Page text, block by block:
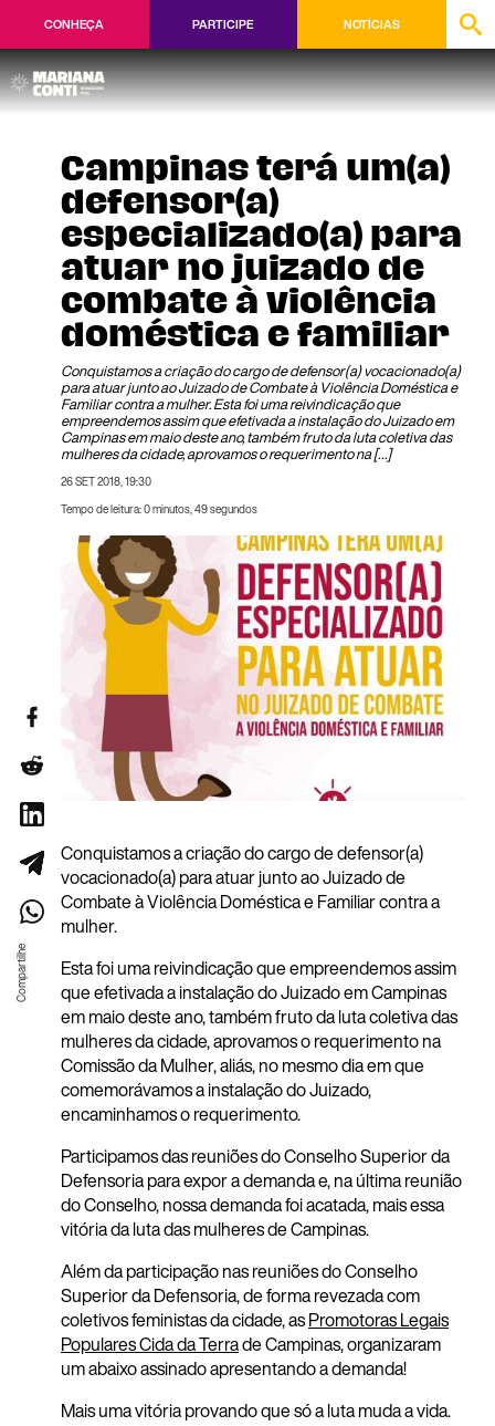
CONHEÇA PARTICIPE NOTÍCIAS
Campinas terá um(a)
defensor(a)
especializado(a) para
atuar no juizado de
combate à violência
doméstica e familiar
Conquistamos a criação do cargo de defensor(a) vocacionado(a)
para atuar junto ao Juizado de Combate à Violência Doméstica e
Familiar contra a mulher. Esta foi uma reivindicação que
empreendemos assim que efetivada a instalação do Juizado em
Campinas em maio deste ano, também fruto da luta coletiva das
mulheres da cidade, aprovamos o requerimento na […]
26 SET 2018, 19:30
Tempo de leitura: 0 minutos, 49 segundos
Conquistamos a criação do cargo de defensor(a)
vocacionado(a) para atuar junto ao Juizado de
Combate à Violência Doméstica e Familiar contra a
mulher.
Esta foi uma reivindicação que empreendemos assim
que efetivada a instalação do Juizado em Campinas
em maio deste ano, também fruto da luta coletiva das
mulheres da cidade, aprovamos o requerimento na
Comissão da Mulher, aliás, no mesmo dia em que
comemorávamos a instalação do Juizado,
encaminhamos o requerimento.
Participamos das reuniões do Conselho Superior da
Defensoria para expor a demanda e, na última reunião
do Conselho, nossa demanda foi acatada, mais essa
vitória da luta das mulheres de Campinas.
Além da participação nas reuniões do Conselho
Superior da Defensoria, de forma revezada com
coletivos feministas da cidade, asPromotoras Legais
Populares Cida da Terrade Campinas, organizaram
um abaixo assinado apresentando a demanda!
Mais uma vitória provando que só a luta muda a vida.